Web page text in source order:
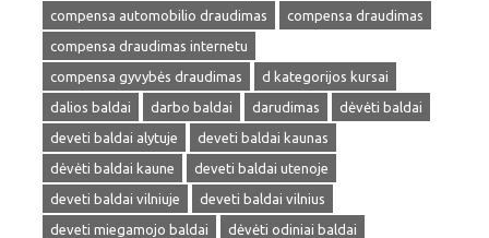
compensa automobilio draudimas
compensa draudimas
compensa draudimas internetu
compensa gyvybės draudimas
d kategorijos kursai
dalios baldai
darbo baldai darudimas
dėvėti baldai
deveti baldai alytuje
deveti baldai kaunas
dėvėti baldai kaune
deveti baldai utenoje
deveti baldai vilniuje
deveti baldai vilnius
deveti miegamojo baldai
dėvėti odiniai baldai